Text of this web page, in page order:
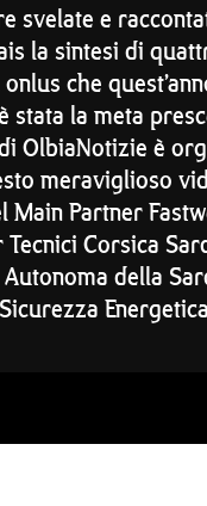
svelate e
la sintesi di
che
stata la meta
OlbiaNotizie è
meraviglioso
Partner
Tecnici Corsica
della